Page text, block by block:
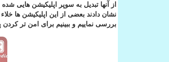
از آنها تبدیل به سوپر اپلیكیشن هایی
نشان دادند بعضی از این اپلیكیشن ها
بررسی نماییم و ببینیم برای امن تر كردن